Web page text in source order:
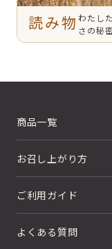
読み物 わたし
さの秘
商品一覧
お召し上がり方
ご利用ガイド
よくある質問